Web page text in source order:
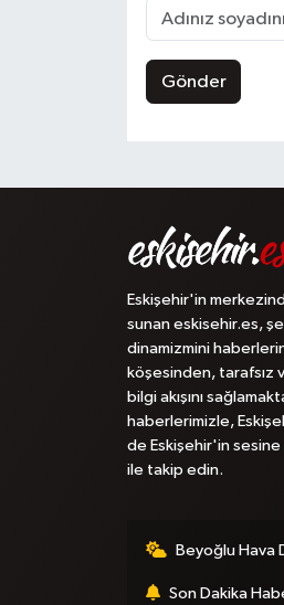
Gönder
Eskişehir'in
sunan eskisehir.es,
dinamizmini
köşesinden, tarafsız
bilgi akışını
haberlerimizle,
de Eskişehir'in
ile takip edin.
Beyoğlu Hava
Son Dakika